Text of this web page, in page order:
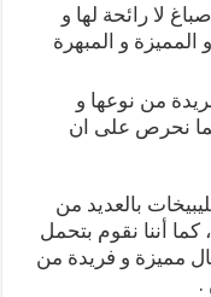
لا رائحة لها و
المميزة و المبهرة
من نوعها و
كما نحرص على ان
بالعديد من
على مدار 24 ساعة ، كما أننا نقوم بتحمل
مميزة و فريدة من
.